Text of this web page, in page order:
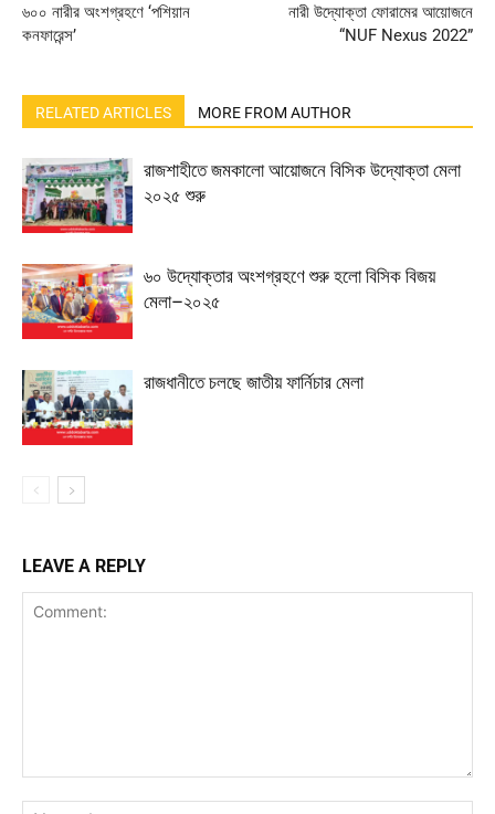
৬০০ নারীর অংশগ্রহণে ‘পশিয়ান
কনফারেন্স’
নারী উদ্যোক্তা ফোরামের আয়োজনে
“NUF Nexus 2022”
RELATED ARTICLES MORE FROM AUTHOR
রাজশাহীতে জমকালো আয়োজনে বিসিক উদ্যোক্তা মেলা
২০২৫ শুরু
৬০ উদ্যোক্তার অংশগ্রহণে শুরু হলো বিসিক বিজয়
মেলা–২০২৫
রাজধানীতে চলছে জাতীয় ফার্নিচার মেলা
LEAVE A REPLY